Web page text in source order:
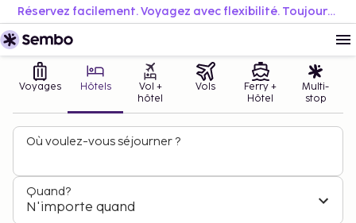
Réservez facilement. Voyagez avec flexibilité. Toujours au meilleur prix.
Voyages Hôtels
Vol +
hôtel
Vols
Ferry +
Hôtel
Multi-
stop
Où voulez-vous séjourner ?
Quand?
N'importe quand